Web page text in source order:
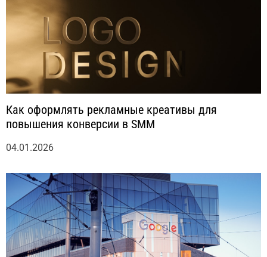
Как оформлять рекламные креативы для
повышения конверсии в SMM
04.01.2026